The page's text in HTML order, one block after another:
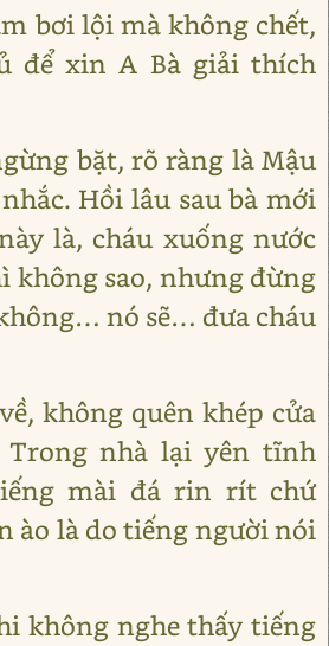
bơi lội mà không chết,
để xin A Bà giải thích
bặt, rõ ràng là Mậu
Hồi lâu sau bà mới
là, cháu xuống nước
không sao, nhưng đừng
nó sẽ… đưa cháu
không quên khép cửa
Trong nhà lại yên tĩnh
mài đá rin rít chứ
ào là do tiếng người nói
không nghe thấy tiếng